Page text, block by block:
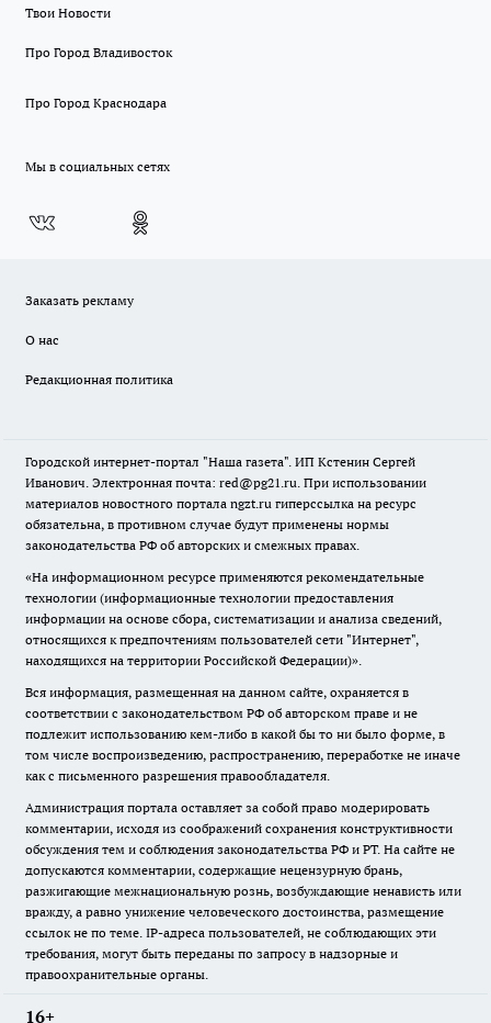
Твои Новости
Про Город Владивосток
Про Город Краснодара
Мы в социальных сетях
Заказать рекламу
О нас
Редакционная политика
Городской интернет-портал "Наша газета". ИП Кстенин Сергей
Иванович. Электронная почта: red@pg21.ru. При использовании
материалов новостного портала ngzt.ru гиперссылка на ресурс
обязательна, в противном случае будут применены нормы
законодательства РФ об авторских и смежных правах.
«На информационном ресурсе применяются рекомендательные
технологии (информационные технологии предоставления
информации на основе сбора, систематизации и анализа сведений,
относящихся к предпочтениям пользователей сети "Интернет",
находящихся на территории Российской Федерации)».
Вся информация, размещенная на данном сайте, охраняется в
соответствии с законодательством РФ об авторском праве и не
подлежит использованию кем-либо в какой бы то ни было форме, в
том числе воспроизведению, распространению, переработке не иначе
как с письменного разрешения правообладателя.
Администрация портала оставляет за собой право модерировать
комментарии, исходя из соображений сохранения конструктивности
обсуждения тем и соблюдения законодательства РФ и РТ. На сайте не
допускаются комментарии, содержащие нецензурную брань,
разжигающие межнациональную рознь, возбуждающие ненависть или
вражду, а равно унижение человеческого достоинства, размещение
ссылок не по теме. IP-адреса пользователей, не соблюдающих эти
требования, могут быть переданы по запросу в надзорные и
правоохранительные органы.
16+